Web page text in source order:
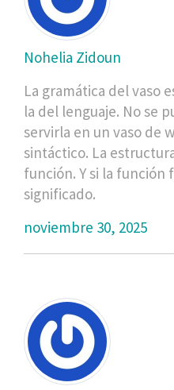
Nohelia Zidoun
La gramática del vaso
la del lenguaje. No se
servirla en un vaso de
sintáctico. La
función. Y si la función
significado.
noviembre 30, 2025